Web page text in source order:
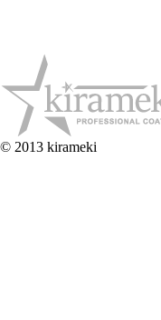
© 2013 kirameki